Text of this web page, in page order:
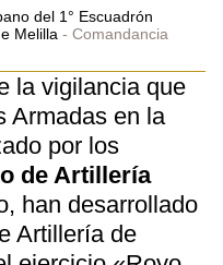
del 1° Escuadrón
Melilla
Comandancia
la vigilancia que
Armadas en la
por los
de Artillería
han desarrollado
Artillería de